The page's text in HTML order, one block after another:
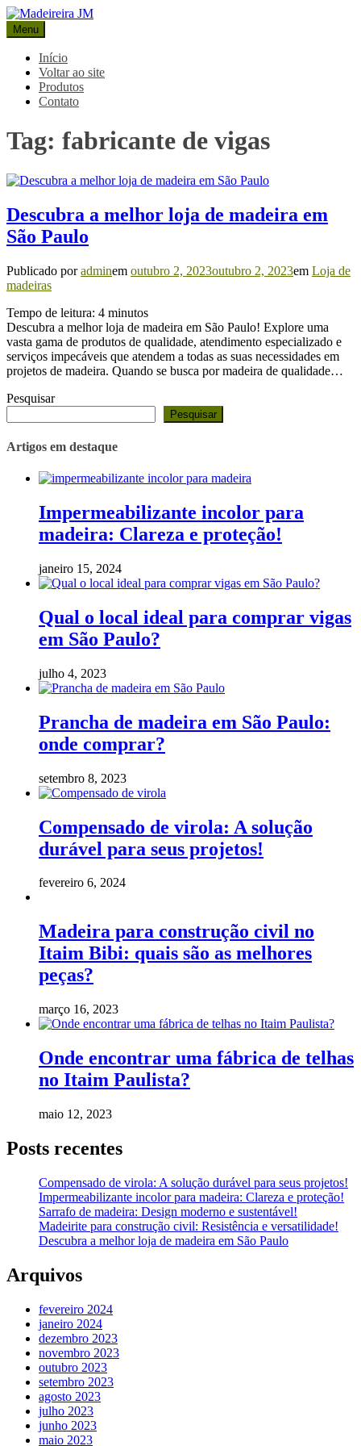
Pular
para
o
conteúdo
Madeireira JM
Blog Madeireira JM
Menu
Início
Voltar ao site
Produtos
Contato
Tag: fabricante de vigas
Descubra a melhor loja de madeira em
São Paulo
Publicado poradminem outubro 2, 2023outubro 2, 2023em Loja de
madeiras
Tempo de leitura: 4 minutos
Descubra a melhor loja de madeira em São Paulo! Explore uma
vasta gama de produtos de qualidade, atendimento especializado e
serviços impecáveis que atendem a todas as suas necessidades em
projetos de madeira. Quando se busca por madeira de qualidade…
Pesquisar
Pesquisar
Artigos em destaque
Impermeabilizante incolor para
madeira: Clareza e proteção!
janeiro 15, 2024
Qual o local ideal para comprar vigas
em São Paulo?
julho 4, 2023
Prancha de madeira em São Paulo:
onde comprar?
setembro 8, 2023
Compensado de virola: A solução
durável para seus projetos!
fevereiro 6, 2024
Madeira para construção civil no
Itaim Bibi: quais são as melhores
peças?
março 16, 2023
Onde encontrar uma fábrica de telhas
no Itaim Paulista?
maio 12, 2023
Posts recentes
Compensado de virola: A solução durável para seus projetos!
Impermeabilizante incolor para madeira: Clareza e proteção!
Sarrafo de madeira: Design moderno e sustentável!
Madeirite para construção civil: Resistência e versatilidade!
Descubra a melhor loja de madeira em São Paulo
Arquivos
fevereiro 2024
janeiro 2024
dezembro 2023
novembro 2023
outubro 2023
setembro 2023
agosto 2023
julho 2023
junho 2023
maio 2023